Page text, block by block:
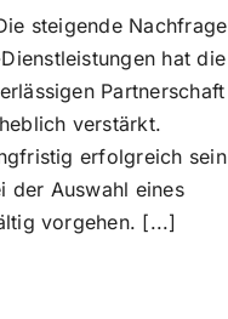
steigende Nachfrage
hat die
Partnerschaft
verstärkt.
erfolgreich sein
der Auswahl eines
vorgehen. [...]
– Unsere größte